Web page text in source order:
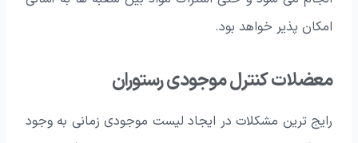
امکان پذیر خواهد بود.
معضلات کنترل موجودی رستوران
رایج ترین مشکلات در ایجاد لیست موجودی زمانی به وجود